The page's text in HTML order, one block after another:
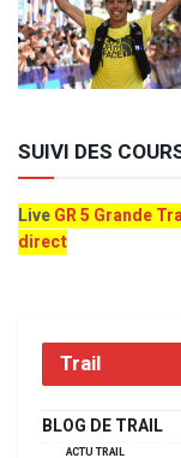
SUIVI DES
LiveGR 5 Grande
direct
Trail
BLOG DE TRAIL
ACTU TRAIL